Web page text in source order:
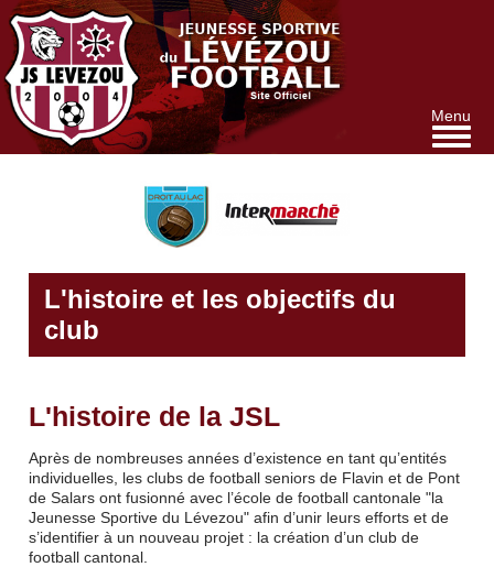
Aller
au
contenu
principal
Menu
L'histoire et les objectifs du
club
L'histoire de la JSL
Après de nombreuses années d’existence en tant qu’entités
individuelles, les clubs de football seniors de Flavin et de Pont
de Salars ont fusionné avec l’école de football cantonale "la
Jeunesse Sportive du Lévezou" afin d’unir leurs efforts et de
s’identifier à un nouveau projet : la création d’un club de
football cantonal.